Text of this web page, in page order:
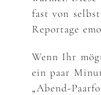
fast von
Reportage
Wenn Ihr
ein paar
„Abend-